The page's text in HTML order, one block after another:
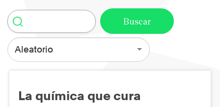
Aleatorio
La química que cura